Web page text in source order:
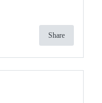
Share